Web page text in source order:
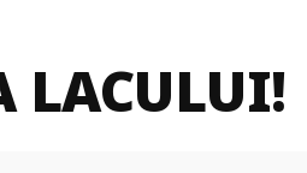
LACULUI!